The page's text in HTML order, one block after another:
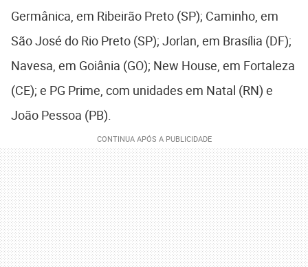
Germânica, em Ribeirão Preto (SP); Caminho, em
São José do Rio Preto (SP); Jorlan, em Brasília (DF);
Navesa, em Goiânia (GO); New House, em Fortaleza
(CE); e PG Prime, com unidades em Natal (RN) e
João Pessoa (PB).